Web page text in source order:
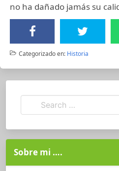
no ha dañado jamás su
Categorizado en: Historia
Sobre mi ….